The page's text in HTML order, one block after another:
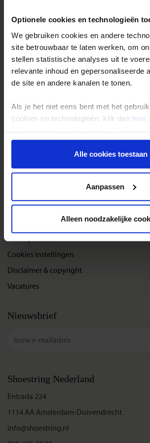
Optionele cookies en technologieën
We gebruiken cookies en andere
site betrouwbaar te laten werken, om
stellen statistische analyses uit te
relevante inhoud en gepersonaliseerde
de site en andere kanalen te tonen.
Als je het niet eens bent met het
cookies en technologieën, klik dan hier
onder aan de pagina op elk gewenst
toekomst wijzigen.Alle cookies toestaan
Aanpassen
Alleen noodzakelijke
Veelgestelde vragen
Inloggen op mijn.Shoestring
Groepsreizen
Festivalreizen
Gegarandeerde reizen
Nieuwe reizen
Over Shoestring
Bel, mail of chat met ons
Cookies instellingen
Disclaimer & copyright
Vacatures
Nieuwsbrief
Shoestring Nederland
Entrada 224
1114 AA Amsterdam-Duivendrecht
info@shoestring.nl